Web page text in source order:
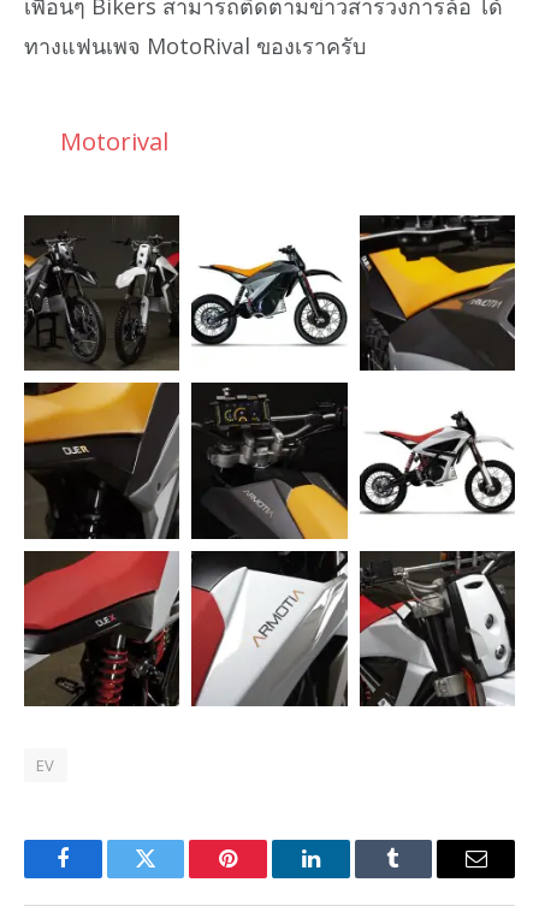
เพื่อนๆ Bikers สามารถติดตามข่าวสารวงการล้อ ได้
ทางแฟนเพจ MotoRival ของเราครับ
Motorival
EV
FacebookTwitter Pinterest LinkedInTumblr Email